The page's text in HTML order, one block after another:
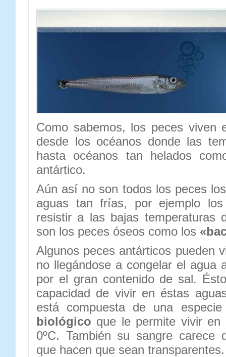
Como sabemos, los peces viven
desde los océanos donde las
hasta océanos tan helados
antártico.
Aún así no son todos los peces
aguas tan frías, por ejemplo
resistir a las bajas temperaturas
son los peces óseos como los
Algunos peces antárticos pueden
no llegándose a congelar el agua
por el gran contenido de sal.
capacidad de vivir en éstas
está compuesta de una
biológico que le permite vivir
0ºC. También su sangre carece
que hacen que sean transparentes.